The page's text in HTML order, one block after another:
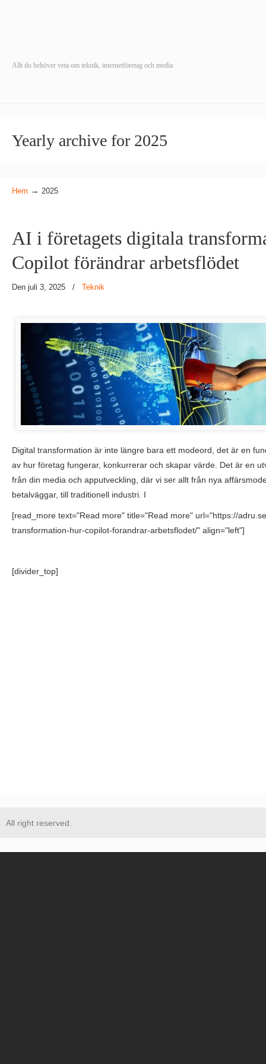
Allt du behöver veta om teknik, internetföretag och media
Yearly archive for 2025
Hem → 2025
AI i företagets digitala
Copilot förändrar arbetsflödet
Den juli 3, 2025 / Teknik
Digital transformation är inte längre bara ett modeord, det är en
av hur företag fungerar, konkurrerar och skapar värde. Det är en
från din media och apputveckling, där vi ser allt från nya
betalväggar, till traditionell industri. I
[read_more text="Read more" title="Read more" url="https://
transformation-hur-copilot-forandrar-arbetsflodet/" align="left"]
[divider_top]